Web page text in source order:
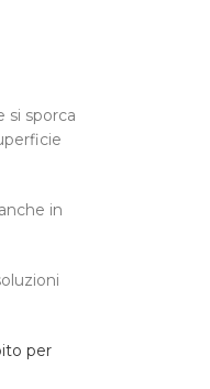
si sporca
in
per